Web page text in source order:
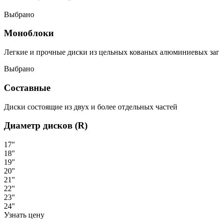
Выбрано
Моноблоки
Легкие и прочные диски из цельных кованых алюминиевых
Выбрано
Составные
Диски состоящие из двух и более отдельных частей
Диаметр дисков (R)
17"
18"
19"
20"
21"
22"
23"
24"
Узнать цену